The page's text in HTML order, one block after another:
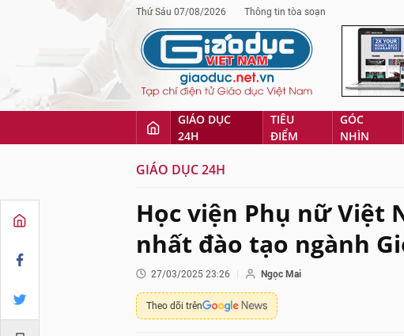
Thứ Sáu 07/08/2026 Thông tin tòa soạn
GIÁO DỤC
24H
TIÊU
ĐIỂM
GÓC
NHÌN
GIÁO DỤC 24H
Học viện Phụ nữ Việt
nhất đào tạo ngành
27/03/2025 23:26 Ngọc Mai
Theo dõi trên